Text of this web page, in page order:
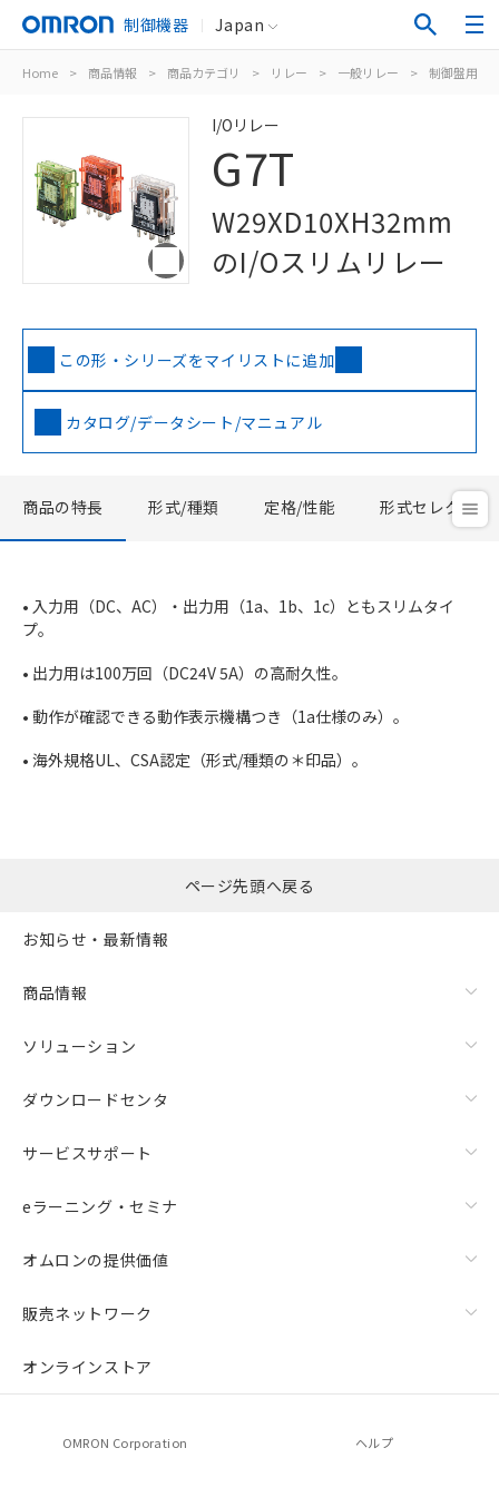
制御機器 Japan
Home > 商品情報 > 商品カテゴリ > リレー > 一般リレー > 制御盤用
I/Oリレー
G7T
W29XD10XH32mm
のI/Oスリムリレー
この形・シリーズをマイリストに追加
カタログ/データシート/マニュアル
商品の特長 形式/種類 定格/性能 形式セレクタ
• 入力用（DC、AC）・出力用（1a、1b、1c）ともスリムタイ
プ。
• 出力用は100万回（DC24V 5A）の高耐久性。
• 動作が確認できる動作表示機構つき（1a仕様のみ）。
• 海外規格UL、CSA認定（形式/種類の＊印品）。
ページ先頭へ戻る
お知らせ・最新情報
商品情報
ソリューション
ダウンロードセンタ
サービスサポート
eラーニング・セミナ
オムロンの提供価値
販売ネットワーク
オンラインストア
OMRON Corporation ヘルプ